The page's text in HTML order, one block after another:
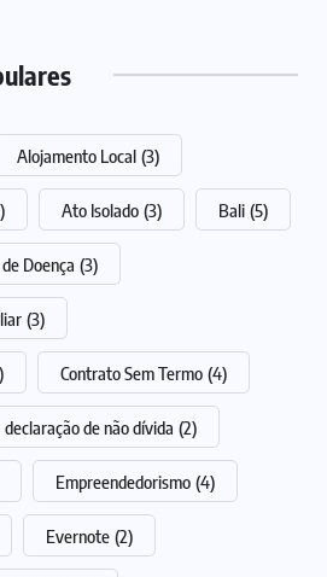
Alojamento Local (3)
Ato Isolado (3) Bali (5)
Doença (3)
(3)
Contrato Sem Termo (4)
declaração de não dívida (2)
Empreendedorismo (4)
Evernote (2)